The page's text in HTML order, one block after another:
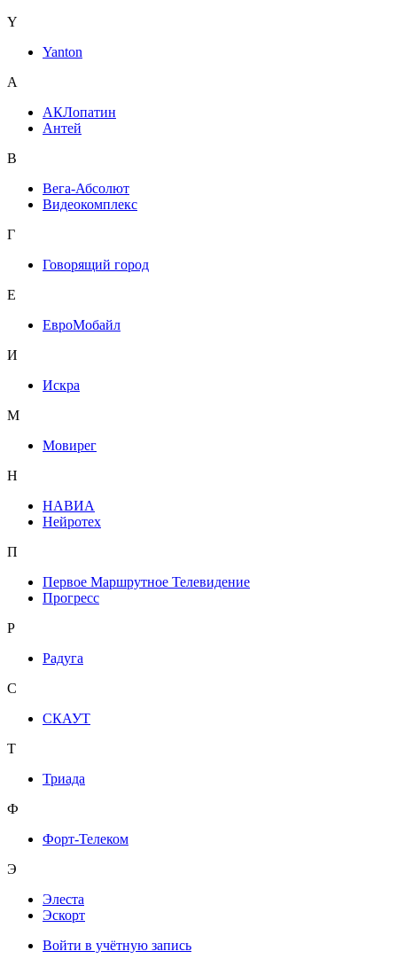
Y
Yanton
А
АКЛопатин
Антей
В
Вега-Абсолют
Видеокомплекс
Г
Говорящий город
Е
ЕвроМобайл
И
Искра
М
Мовирег
Н
НАВИА
Нейротех
П
Первое Маршрутное Телевидение
Прогресс
Р
Радуга
С
СКАУТ
Т
Триада
Ф
Форт-Телеком
Э
Элеста
Эскорт
Войти в учётную запись